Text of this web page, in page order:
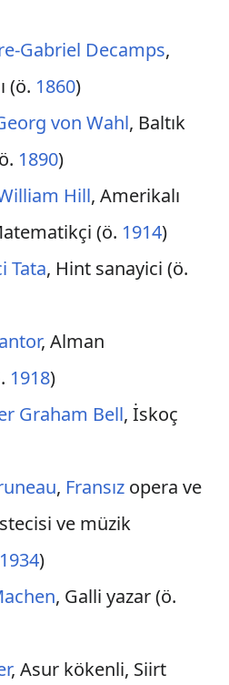
Gabriel Decamps,
(ö. 1860)
von Wahl, Baltık
1890)
Hill, Amerikalı
(ö. 1914)
Tata, Hint sanayici (ö.
, Alman
1918)
Graham Bell, İskoç
, Fransızopera ve
ve müzik
1934)
, Galli yazar (ö.
, Asur kökenli, Siirt